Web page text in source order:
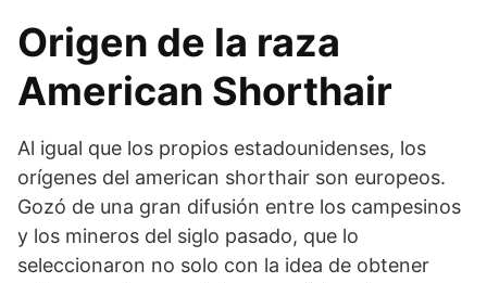
Origen de la raza
American Shorthair
Al igual que los propios estadounidenses, los
orígenes del american shorthair son europeos.
Gozó de una gran difusión entre los campesinos
y los mineros del siglo pasado, que lo
seleccionaron no solo con la idea de obtener